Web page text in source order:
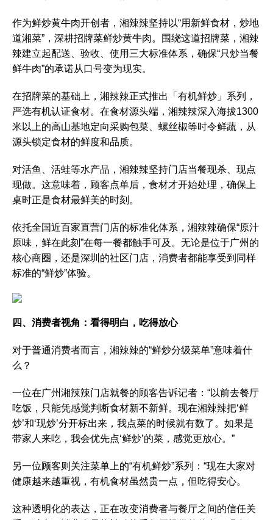
作为鲜炒黄牛肉开创者，湘辣辣坚持以“用新鲜食材，炒地
道湘菜”，深耕招牌菜鲜炒黄牛肉。围绕这道招牌菜，湘辣
辣建立起配送、验收、使用三大标准体系，确保“只炒当餐
鲜牛肉”的承诺从口号变为现实。
在招牌菜的基础上，湘辣辣正式推出「有机鲜炒」系列，
严选有机认证食材。在食材源头端，湘辣辣深入海拔1300
米以上的高山基地定向采购包菜、螺丝椒等时令鲜蔬，从
源头锁定食材的鲜度和品质。
对活鱼、活蛙等水产品，湘辣辣坚持门店当餐现杀、现点
现做。这意味着，顾客点单后，食材才开始处理，确保上
桌时正是食材最鲜美的时刻。
依托全国近百家直营门店的标准化体系，湘辣辣确保“原汁
原味，鲜在此刻”在每一餐都触手可及。无论是位于广州的
核心商圈，还是深圳的社区门店，消费者都能享受到同样
标准的“鲜炒”体验。
四、消费者视角：看得明白，吃得放心
对于普通消费者而言，湘辣辣的“鲜炒分级菜单”意味着什
么？
一位在广州湘辣辣门店就餐的顾客告诉记者：“以前去餐厅
吃饭，只能凭感觉判断食材新不新鲜。现在湘辣辣把‘鲜
炒’和‘现炒’分开标出来，我点菜的时候就有数了。如果是
带家人来吃，我会优先点‘鲜炒’的菜，感觉更放心。”
另一位顾客则关注菜单上的“有机鲜炒”系列：“现在大家对
健康越来越重视，有机食材虽然贵一点，但吃得安心。
这种透明化的表达，正在改变消费者与餐厅之间的信任关